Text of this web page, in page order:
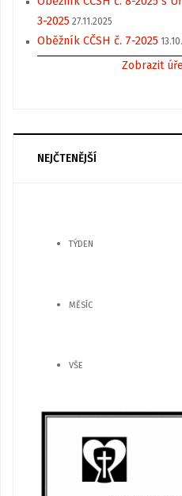
3-2025 27.11.2025
Oběžník CČSH č. 7-2025
Zobrazit
NEJČTENĚJŠÍ
TÝDEN
MĚSÍC
VŠE